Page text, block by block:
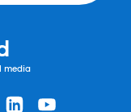
media
の の
ージ
Goodpatchの
ページ
Goodpatchの